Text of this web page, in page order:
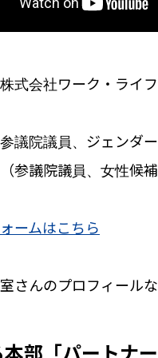
式会社ワーク・ライ
議院議員、ジェンダ
参議院議員、女性候補
ームはこちら
さんのプロフィールな